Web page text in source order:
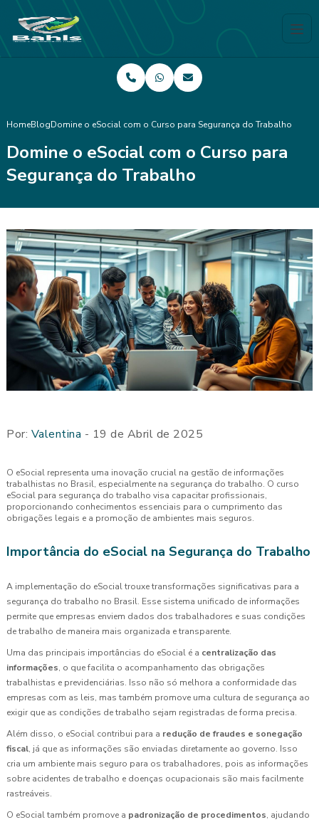
HomeBlogDomine o eSocial com o Curso para Segurança do Trabalho
Domine o eSocial com o Curso para
Segurança do Trabalho
Por: Valentina - 19 de Abril de 2025
O eSocial representa uma inovação crucial na gestão de informações
trabalhistas no Brasil, especialmente na segurança do trabalho. O curso
eSocial para segurança do trabalho visa capacitar profissionais,
proporcionando conhecimentos essenciais para o cumprimento das
obrigações legais e a promoção de ambientes mais seguros.
Importância do eSocial na Segurança do Trabalho
A implementação do eSocial trouxe transformações significativas para a
segurança do trabalho no Brasil. Esse sistema unificado de informações
permite que empresas enviem dados dos trabalhadores e suas condições
de trabalho de maneira mais organizada e transparente.
Uma das principais importâncias do eSocial é a centralização das
informações, o que facilita o acompanhamento das obrigações
trabalhistas e previdenciárias. Isso não só melhora a conformidade das
empresas com as leis, mas também promove uma cultura de segurança ao
exigir que as condições de trabalho sejam registradas de forma precisa.
Além disso, o eSocial contribui para a redução de fraudes e sonegação
fiscal, já que as informações são enviadas diretamente ao governo. Isso
cria um ambiente mais seguro para os trabalhadores, pois as informações
sobre acidentes de trabalho e doenças ocupacionais são mais facilmente
rastreáveis.
O eSocial também promove a padronização de procedimentos, ajudando